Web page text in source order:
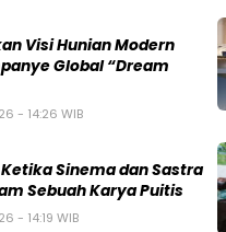
Visi Hunian Modern
Global “Dream
- 14:26 WIB
Ketika Sinema dan Sastra
Sebuah Karya Puitis
- 14:19 WIB